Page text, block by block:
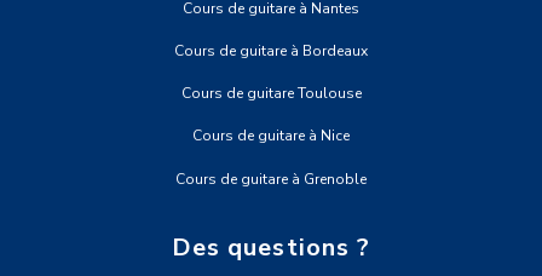
Cours de guitare à Nantes
Cours de guitare à Bordeaux
Cours de guitare Toulouse
Cours de guitare à Nice
Cours de guitare à Grenoble
Des questions ?